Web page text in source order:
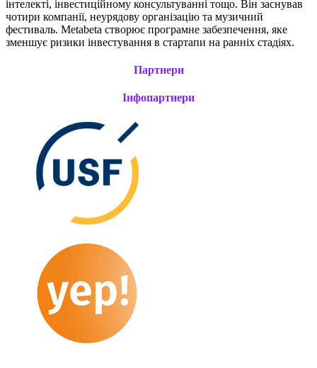
інтелекті, інвестиційному консультуванні тощо. Він заснував
чотири компанії, неурядову організацію та музичний
фестиваль. Metabeta створює програмне забезпечення, яке
зменшує ризики інвестування в стартапи на ранніх стадіях.
Партнери
Інфопартнери